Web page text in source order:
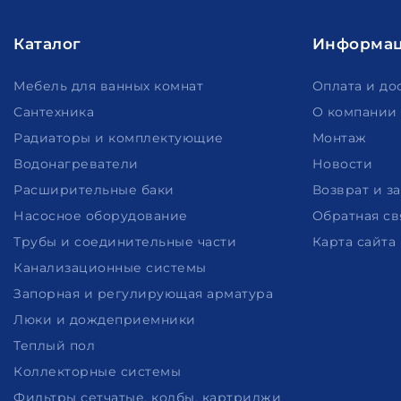
Каталог
Мебель для ванных комнат
Сантехника
Радиаторы и комплектующие
Водонагреватели
Расширительные баки
Насосное оборудование
Трубы и соединительные части
Канализационные системы
Запорная и регулирующая арматура
Люки и дождеприемники
Теплый пол
Коллекторные системы
Фильтры сетчатые, колбы, картриджи
Оплата и
О компании
Монтаж
Новости
Возврат и
Обратная
Карта сайта